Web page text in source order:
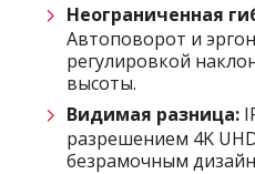
Неограниченная
Автоповорот и
регулировкой
высоты.
Видимая разница:
разрешением 4K
безрамочным